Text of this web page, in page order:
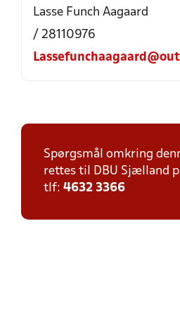
Lasse Funch Aagaard
/ 28110976
Spørgsmål omkring
rettes til DBU Sjælland
tlf: 4632 3366